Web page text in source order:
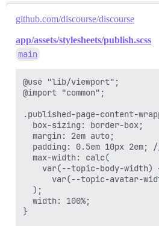
github.com/discourse/discourse
app/assets/stylesheets/publish.scss
main
@use "lib/viewport";
@import "common";
.published-page-content-
  box-sizing: border-box;
  margin: 2em auto;
padding: 0.5em 10px 2em;
  max-width: calc(
var(--topic-body-width)
var(--topic-avatar-
  );
  width: 100%;
}